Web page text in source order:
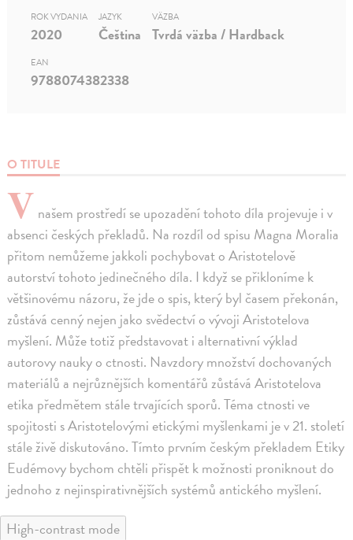
O TITULE
V našem prostředí se upozadění tohoto díla projevuje i v
absenci českých překladů. Na rozdíl od spisu Magna Moralia
přitom nemůžeme jakkoli pochybovat o Aristotelově
autorství tohoto jedinečného díla. I když se přikloníme k
většinovému názoru, že jde o spis, který byl časem překonán,
zůstává cenný nejen jako svědectví o vývoji Aristotelova
myšlení. Může totiž představovat i alternativní výklad
autorovy nauky o ctnosti. Navzdory množství dochovaných
materiálů a nejrůznějších komentářů zůstává Aristotelova
etika předmětem stále trvajících sporů. Téma ctnosti ve
spojitosti s Aristotelovými etickými myšlenkami je v 21. století
stále živě diskutováno. Tímto prvním českým překladem Etiky
Eudémovy bychom chtěli přispět k možnosti proniknout do
jednoho z nejinspirativnějších systémů antického myšlení.
ROK VYDANIA
2020
JAZYK
Čeština
VÄZBA
Tvrdá väzba / Hardback
EAN
9788074382338
High-contrast mode